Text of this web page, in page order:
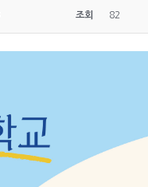
조회 82